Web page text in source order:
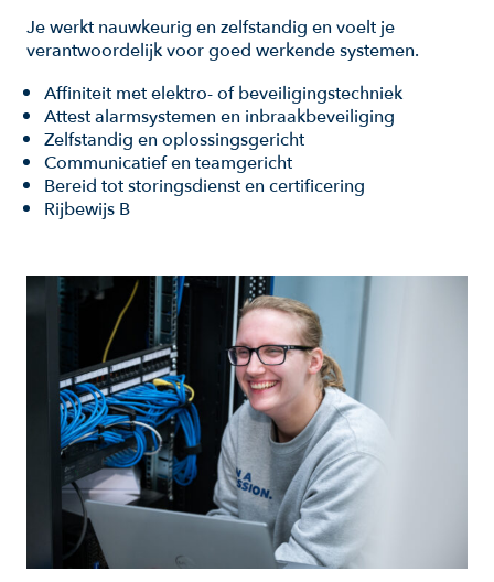
Je werkt nauwkeurig en zelfstandig en voelt je
verantwoordelijk voor goed werkende systemen.
Affiniteit met elektro- of beveiligingstechniek
Attest alarmsystemen en inbraakbeveiliging
Zelfstandig en oplossingsgericht
Communicatief en teamgericht
Bereid tot storingsdienst en certificering
Rijbewijs B